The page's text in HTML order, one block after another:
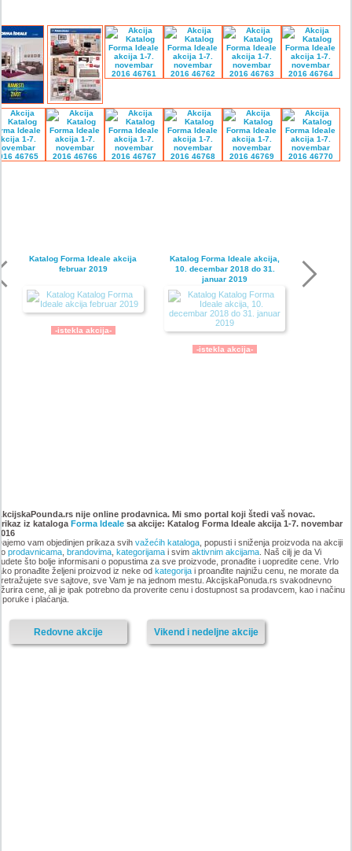
Katalog Forma Ideale akcija
februar 2019
-istekla akcija-
Katalog Forma Ideale akcija,
10. decembar 2018 do 31.
januar 2019
-istekla akcija-
namestaja, akcija 6. novembar
do 9. decembar 2018
-istekla akcija-
oktobar 2018
-istekla akcija-
nije online prodavnica. Mi smo portal koji štedi vaš novac.
iz kataloga Forma Idealesa akcije: Katalog Forma Ideale akcija 1-7. novembar
vam objedinjen prikaza svih važećih kataloga, popusti i sniženja proizvoda na akciji
prodavnicama, brandovima, kategorijamai svim aktivnim akcijama. Naš cilj je da Vi
što bolje informisani o popustima za sve proizvode, pronađite i uopredite cene. Vrlo
pronađite željeni proizvod iz neke od kategorijai proanđite najnižu cenu, ne morate da
sve sajtove, sve Vam je na jednom mestu. AkcijskaPonuda.rs svakodnevno
cene, ali je ipak potrebno da proverite cenu i dostupnost sa prodavcem, kao i načinu
i plaćanja.
Vikend i nedeljne akcije
Redovne akcije